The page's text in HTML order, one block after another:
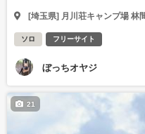
[埼玉県] 月川荘キャンプ場 林
ソロ フリーサイト
ぼっちオヤジ
21